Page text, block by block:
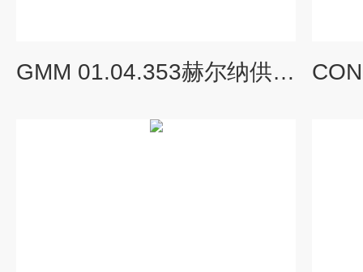
GMM 01.04.353赫尔纳供应德国woelke甲烷检测仪